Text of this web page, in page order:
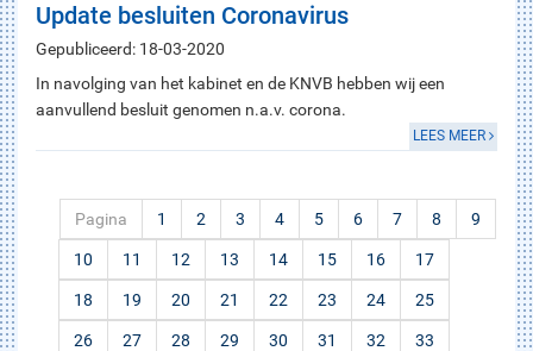
Update besluiten Coronavirus
Gepubliceerd: 18-03-2020
In navolging van het kabinet en de KNVB hebben wij een
aanvullend besluit genomen n.a.v. corona.
LEES MEER
Pagina 1 2 3 4 5 6 7 8 9
10 11 12 13 14 15 16 17
18 19 20 21 22 23 24 25
26 27 28 29 30 31 32 33